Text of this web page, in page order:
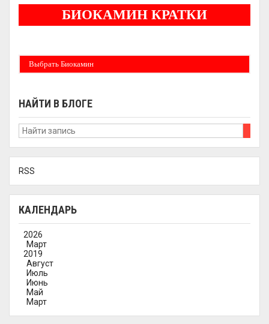
БИОКАМИН КРАТКИ
Выбрать Биокамин
НАЙТИ В БЛОГЕ
RSS
КАЛЕНДАРЬ
2026
Март
2019
Август
Июль
Июнь
Май
Март